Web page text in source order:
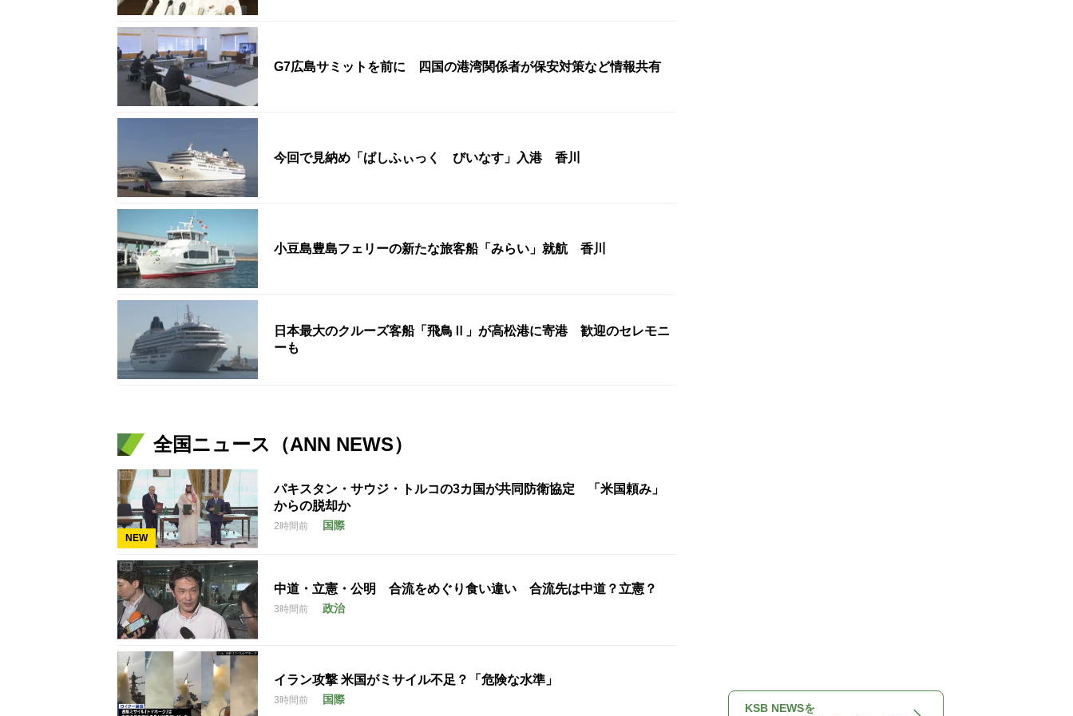
G7広島サミットを前に 四国の港湾関係者が保安対策など情報共有
今回で見納め「ぱしふぃっく びいなす」入港 香川
小豆島豊島フェリーの新たな旅客船「みらい」就航 香川
日本最大のクルーズ客船「飛鳥Ⅱ」が高松港に寄港 歓迎のセレモニ
ーも
全国ニュース（ANN NEWS）
NEW
パキスタン・サウジ・トルコの3カ国が共同防衛協定 「米国頼み」
からの脱却か
2時間前 国際
中道・立憲・公明 合流をめぐり食い違い 合流先は中道？立憲？
3時間前 政治
イラン攻撃 米国がミサイル不足？「危険な水準」
3時間前 国際
KSB NEWSを